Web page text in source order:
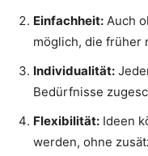
Einfachheit: Auch
möglich, die früher
Individualität:
Bedürfnisse
Flexibilität: Ideen
werden, ohne